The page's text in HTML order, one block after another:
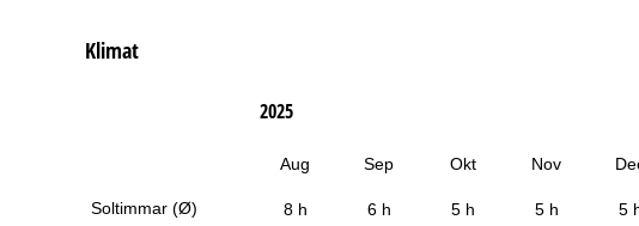
Klimat
Soltimmar (Ø)
2025
Aug Sep Okt Nov
8 h 6 h 5 h 5 h 5